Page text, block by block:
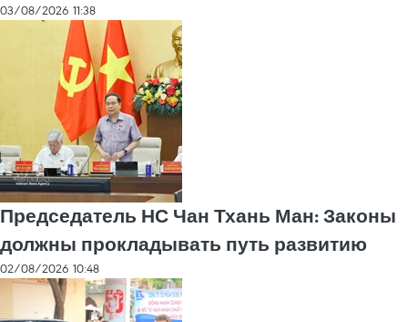
03/08/2026 11:38
Председатель НС Чан Тхань Ман: Законы
должны прокладывать путь развитию
02/08/2026 10:48